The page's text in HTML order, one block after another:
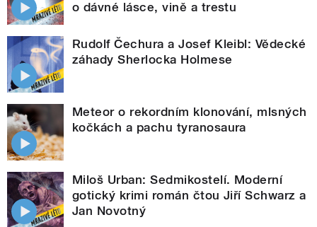
o dávné lásce, vině a trestu
Rudolf Čechura a Josef Kleibl: Vědecké
záhady Sherlocka Holmese
Meteor o rekordním klonování, mlsných
kočkách a pachu tyranosaura
Miloš Urban: Sedmikostelí. Moderní
gotický krimi román čtou Jiří Schwarz a
Jan Novotný